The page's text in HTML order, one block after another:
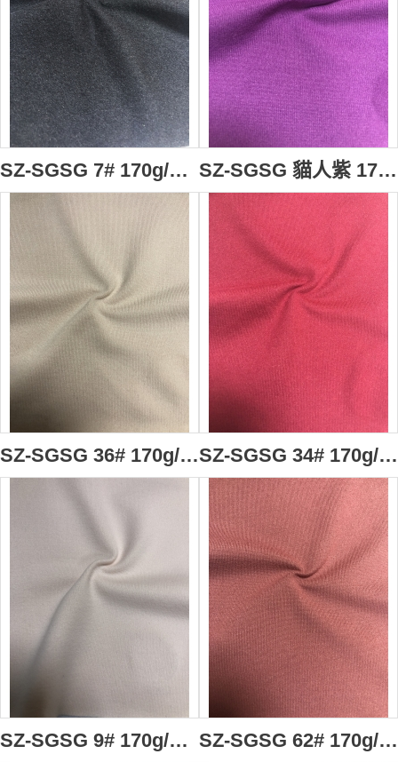
SZ-SGSG 7# 170g/m2 棉型火山岩高分子面料 毛巾面料 91％聚酯纖維(火山岩納米粉體改性)+9%氨綸 吸濕透氣 抗靜電 抗起球 抗菌 抗縮水 負離子 遠紅外蓄熱 多種有益微量礦物元素 SZ-SGSG 貓人紫 170g/m2 棉型火山岩高分子面料 毛巾面料 91％聚酯纖維(火山岩納米粉體改性)+9%氨綸 吸濕透氣 抗靜電 抗起球 抗菌 抗縮水 負離子 遠紅外蓄熱 多種有益微量礦物元素
SZ-SGSG 36# 170g/m2 棉型火山岩高分子面料 毛巾面料 91％聚酯纖維(火山岩納米粉體改性)+9%氨綸 吸濕透氣 抗靜電 抗起球 抗菌 抗縮水 負離子 遠紅外蓄熱 多種有益微量礦物元素 SZ-SGSG 34# 170g/m2 棉型火山岩高分子面料 毛巾面料 91％聚酯纖維(火山岩納米粉體改性)+9%氨綸 吸濕透氣 抗靜電 抗起球 抗菌 抗縮水 負離子 遠紅外蓄熱 多種有益微量礦物元素
SZ-SGSG 9# 170g/m2 棉型火山岩高分子面料 毛巾面料 91％聚酯纖維(火山岩納米粉體改性)+9%氨綸 吸濕透氣 抗靜電 抗起球 抗菌 抗縮水 負離子 遠紅外蓄熱 多種有益微量礦物元素 SZ-SGSG 62# 170g/m2 棉型火山岩高分子面料 毛巾面料 91％聚酯纖維(火山岩納米粉體改性)+9%氨綸 吸濕透氣 抗靜電 抗起球 抗菌 抗縮水 負離子 遠紅外蓄熱 多種有益微量礦物元素